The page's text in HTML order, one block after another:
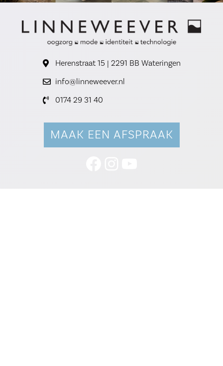
Herenstraat 15 | 2291 BB Wateringen
info@linneweever.nl
0174 29 31 40
MAAK EEN AFSPRAAK